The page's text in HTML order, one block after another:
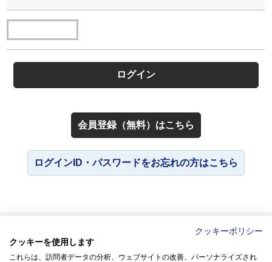
会員登録（無料）はこちら
ログインID・パスワードをお忘れの方はこちら
新規会員登録
クッキーポリシー
クッキーを使用します
これらは、訪問者データの分析、ウェブサイトの改善、パーソナライズされ